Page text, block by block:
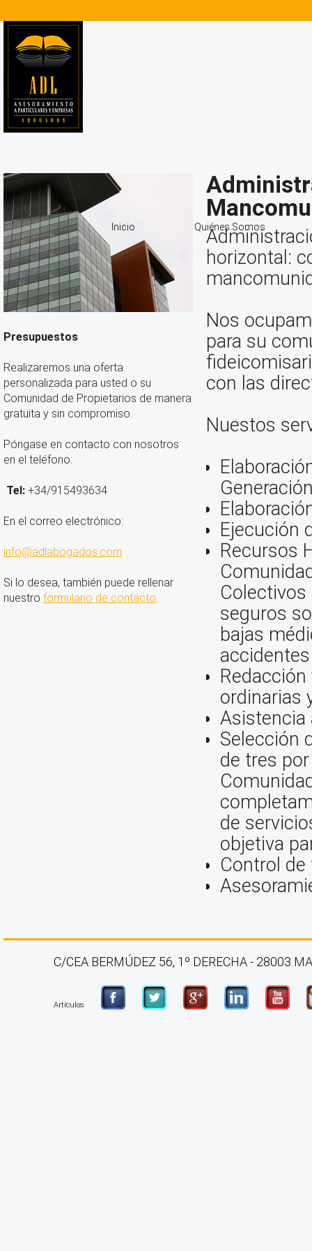
Inicio Quiénes Somos
Presupuestos
Realizaremos una oferta
personalizada para usted o su
Comunidad de Propietarios de manera
gratuita y sin compromiso.
Póngase en contacto con nosotros
en el teléfono:
Tel: +34/915493634
En el correo electrónico:
info@adlabogados.com
Si lo desea, también puede rellenar
nuestro formulario de contacto.
horizontal:
Nos
para su
con las
Nuestos
Ejecución
Recursos
Colectivos
seguros
bajas
ordinarias
Asistencia
Selección
de tres
de
objetiva
Control de
C/CEA BERMÚDEZ 56, 1º DERECHA - 28003
Artículos